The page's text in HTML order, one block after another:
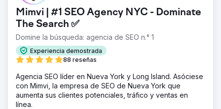
Mimvi | #1 SEO Agency NYC - Dominate
The Search ✅
Domine la búsqueda: agencia de SEO n.° 1
Experiencia demostrada
88 reseñas
Agencia SEO líder en Nueva York y Long Island. Asóciese
con Mimvi, la empresa de SEO de Nueva York que
aumenta sus clientes potenciales, tráfico y ventas en
línea.